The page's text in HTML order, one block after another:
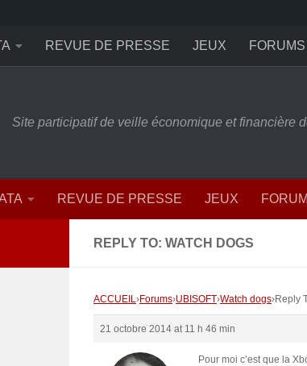
REVUE DE PRESSE JEUX FORUMS
Site participatif de veille économique et financière
REVUE DE PRESSE JEUX
REPLY TO: WATCH DOGS
ACCUEIL›Forums›UBISOFT›Watch dogs›Reply
21 octobre 2014 at 11 h 46 min
Pour moi c’est que la